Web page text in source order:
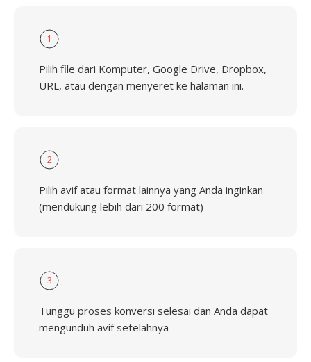
1
Pilih file dari Komputer, Google Drive, Dropbox,
URL, atau dengan menyeret ke halaman ini.
2
Pilih avif atau format lainnya yang Anda inginkan
(mendukung lebih dari 200 format)
3
Tunggu proses konversi selesai dan Anda dapat
mengunduh avif setelahnya